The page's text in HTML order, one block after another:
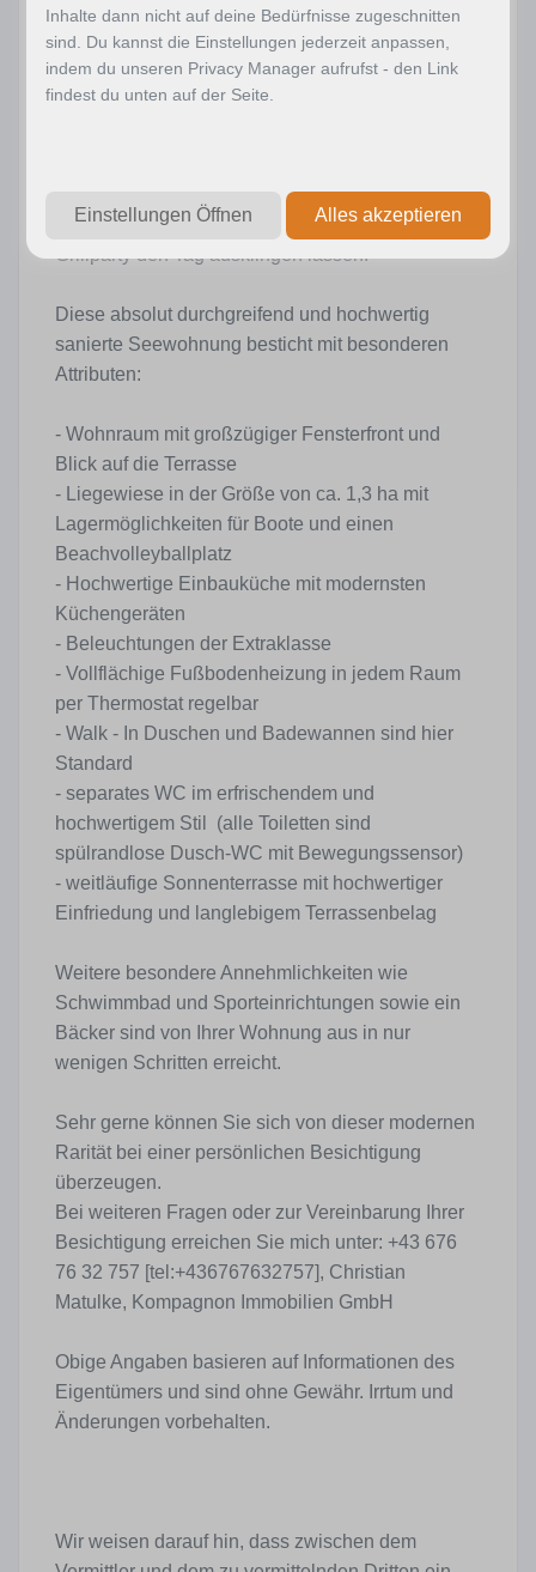
Die Wohnung liegt im Erdgeschoss einer
Wohnanlage mit einer wunderschön gepflegten,
saftigen Liegewiese und privatem, direktem
Stunden in der Abendsonne genießen, wenn Sie
mit Ihrer Familie und Freunden bei einer
Grillparty den Tag ausklingen lassen.
Diese absolut durchgreifend und hochwertig
sanierte Seewohnung besticht mit besonderen
Attributen:
- Wohnraum mit großzügiger Fensterfront und
Blick auf die Terrasse
- Liegewiese in der Größe von ca. 1,3 ha mit
Lagermöglichkeiten für Boote und einen
Beachvolleyballplatz
- Hochwertige Einbauküche mit modernsten
Küchengeräten
- Beleuchtungen der Extraklasse
- Vollflächige Fußbodenheizung in jedem Raum
per Thermostat regelbar
- Walk - In Duschen und Badewannen sind hier
Standard
- separates WC im erfrischendem und
hochwertigem Stil (alle Toiletten sind
spülrandlose Dusch-WC mit Bewegungssensor)
- weitläufige Sonnenterrasse mit hochwertiger
Einfriedung und langlebigem Terrassenbelag
Weitere besondere Annehmlichkeiten wie
Schwimmbad und Sporteinrichtungen sowie ein
Bäcker sind von Ihrer Wohnung aus in nur
wenigen Schritten erreicht.
Sehr gerne können Sie sich von dieser modernen
Rarität bei einer persönlichen Besichtigung
überzeugen.
Bei weiteren Fragen oder zur Vereinbarung Ihrer
Besichtigung erreichen Sie mich unter: +43 676
76 32 757 [tel:+436767632757], Christian
Matulke, Kompagnon Immobilien GmbH
Obige Angaben basieren auf Informationen des
Eigentümers und sind ohne Gewähr. Irrtum und
Änderungen vorbehalten.
Wir weisen darauf hin, dass zwischen dem
Inhalte dann nicht auf deine Bedürfnisse zugeschnitten
sind. Du kannst die Einstellungen jederzeit anpassen,
indem du unseren Privacy Manager aufrufst - den Link
findest du unten auf der Seite.
Einstellungen Öffnen Alles akzeptieren